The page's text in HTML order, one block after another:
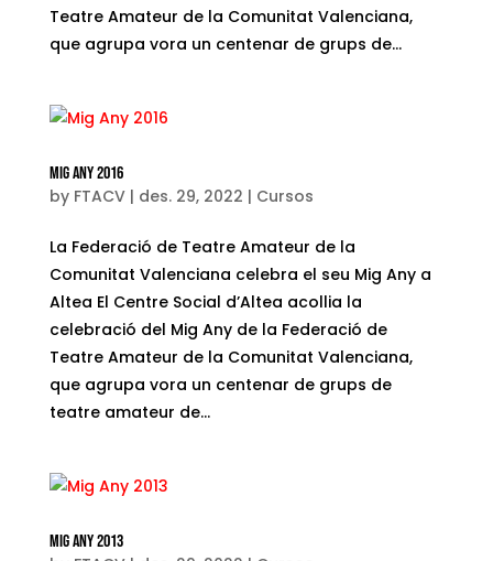
Teatre Amateur de la Comunitat Valenciana,
que agrupa vora un centenar de grups de...
Mig Any 2016
by FTACV| des. 29, 2022 | Cursos
La Federació de Teatre Amateur de la
Comunitat Valenciana celebra el seu Mig Any a
Altea El Centre Social d’Altea acollia la
celebració del Mig Any de la Federació de
Teatre Amateur de la Comunitat Valenciana,
que agrupa vora un centenar de grups de
teatre amateur de...
Mig Any 2013